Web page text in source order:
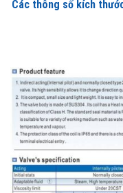
Các thông số kích